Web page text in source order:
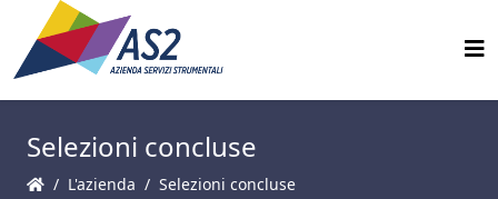
Selezioni concluse
L'azienda
Selezioni concluse